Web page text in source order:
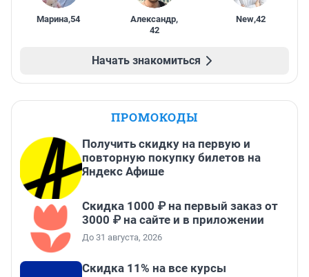
Марина,54 Александр,
42
New,42
Начать знакомиться
ПРОМОКОДЫ
Получить скидку на первую и
повторную покупку билетов на
Яндекс Афише
Скидка 1000 ₽ на первый заказ от
3000 ₽ на сайте и в приложении
До 31 августа, 2026
Скидка 11% на все курсы